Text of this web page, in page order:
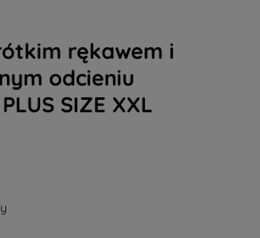
rękawem i
odcieniu
SIZE XXL